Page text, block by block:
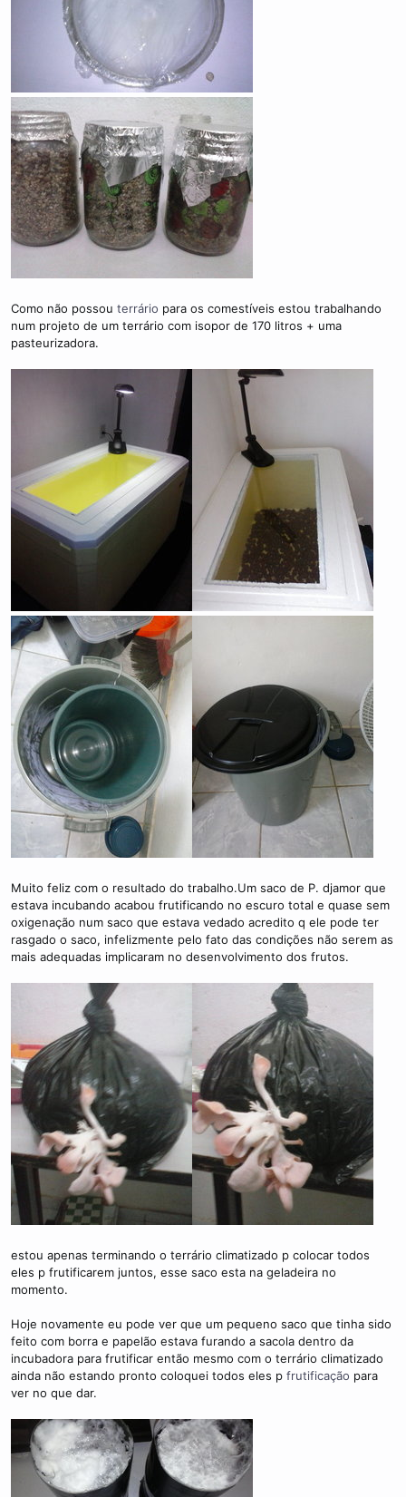
Como não possou terrário para os comestíveis estou trabalhando
num projeto de um terrário com isopor de 170 litros + uma
pasteurizadora.
Muito feliz com o resultado do trabalho.Um saco de P. djamor que
estava incubando acabou frutificando no escuro total e quase sem
oxigenação num saco que estava vedado acredito q ele pode ter
rasgado o saco, infelizmente pelo fato das condições não serem as
mais adequadas implicaram no desenvolvimento dos frutos.
estou apenas terminando o terrário climatizado p colocar todos
eles p frutificarem juntos, esse saco esta na geladeira no
momento.
Hoje novamente eu pode ver que um pequeno saco que tinha sido
feito com borra e papelão estava furando a sacola dentro da
incubadora para frutificar então mesmo com o terrário climatizado
ainda não estando pronto coloquei todos eles p frutificação para
ver no que dar.